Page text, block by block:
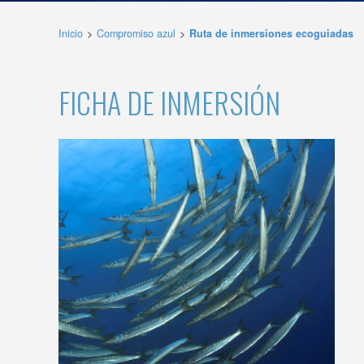
Inicio Compromiso azul Ruta de inmersiones ecoguiadas
FICHA DE INMERSIÓN
del
Estas
en el